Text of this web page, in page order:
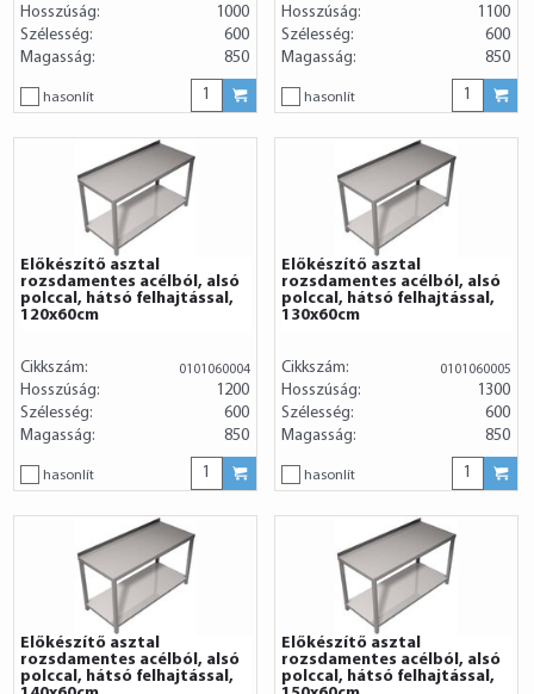
Hosszúság:
1000
Szélesség:
600
Magasság:
850
hasonlít
Hosszúság:
1100
Szélesség:
600
Magasság:
850
hasonlít
Előkészítő asztal
rozsdamentes acélból, alsó
polccal, hátsó felhajtással,
120x60cm
Cikkszám: 0101060004
Hosszúság:
1200
Szélesség:
600
Magasság:
850
hasonlít
Előkészítő asztal
rozsdamentes acélból, alsó
polccal, hátsó felhajtással,
130x60cm
Cikkszám: 0101060005
Hosszúság:
1300
Szélesség:
600
Magasság:
850
hasonlít
Előkészítő asztal
rozsdamentes acélból, alsó
polccal, hátsó felhajtással,
Előkészítő asztal
rozsdamentes acélból, alsó
polccal, hátsó felhajtással,